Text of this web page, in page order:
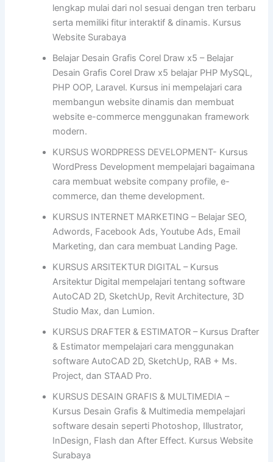
lengkap mulai dari nol sesuai dengan tren terbaru
serta memiliki fitur interaktif & dinamis. Kursus
Website Surabaya
Belajar Desain Grafis Corel Draw x5 – Belajar
Desain Grafis Corel Draw x5 belajar PHP MySQL,
PHP OOP, Laravel. Kursus ini mempelajari cara
membangun website dinamis dan membuat
website e-commerce menggunakan framework
modern.
KURSUS WORDPRESS DEVELOPMENT- Kursus
WordPress Development mempelajari bagaimana
cara membuat website company profile, e-
commerce, dan theme development.
KURSUS INTERNET MARKETING – Belajar SEO,
Adwords, Facebook Ads, Youtube Ads, Email
Marketing, dan cara membuat Landing Page.
KURSUS ARSITEKTUR DIGITAL – Kursus
Arsitektur Digital mempelajari tentang software
AutoCAD 2D, SketchUp, Revit Architecture, 3D
Studio Max, dan Lumion.
KURSUS DRAFTER & ESTIMATOR – Kursus Drafter
& Estimator mempelajari cara menggunakan
software AutoCAD 2D, SketchUp, RAB + Ms.
Project, dan STAAD Pro.
KURSUS DESAIN GRAFIS & MULTIMEDIA –
Kursus Desain Grafis & Multimedia mempelajari
software desain seperti Photoshop, Illustrator,
InDesign, Flash dan After Effect. Kursus Website
Surabaya